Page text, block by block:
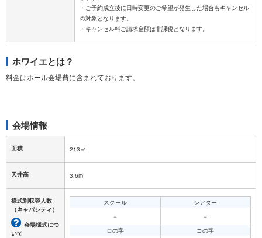
・ご予約成立後に日時変更のご希望が発生した場合もキャンセル
の対象となります。
ホワイエとは？
料金はホール会場費に含まれております。
会場情報
面積 213㎡
天井高 3.6m
様式別収容人数
（キャパシティ）
会場様式につ
いて
スクール
－
シアター
－
ロの字
コの字